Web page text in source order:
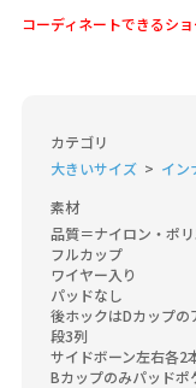
コーディネートできるシ
カテゴリ
大きいサイズ
イン
素材
品質＝ナイロン・ポ
フルカップ
ワイヤー入り
パッドなし
後ホックはDカップ
段3列
サイドボーン左右各2
Bカップのみパッドポ